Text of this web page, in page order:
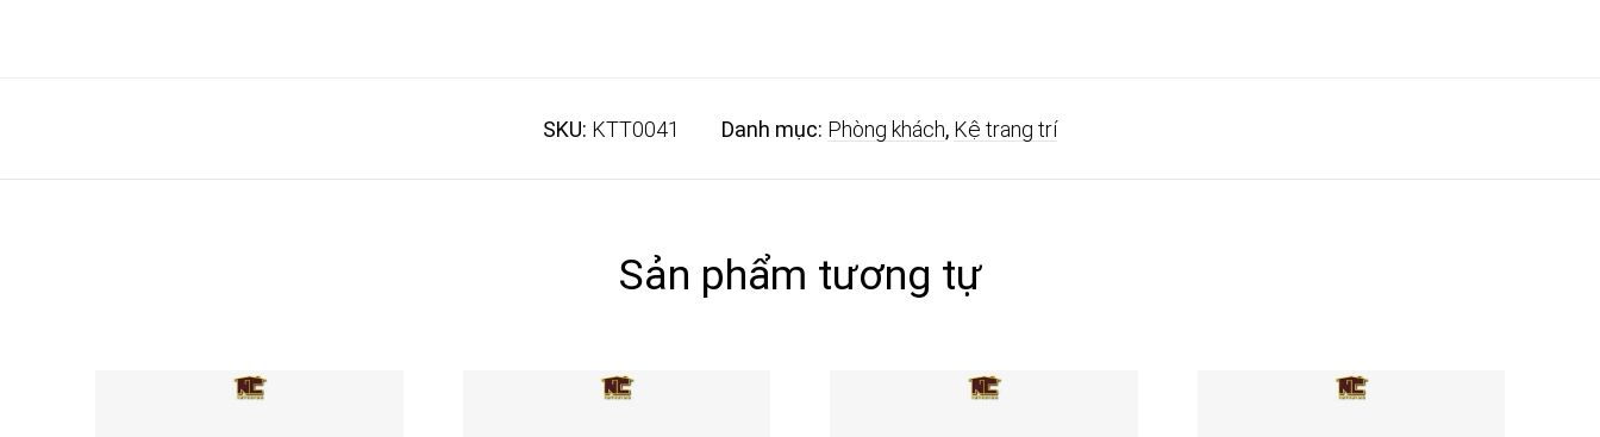
SKU: KTT0041 Danh mục: Phòng khách, Kệ trang trí
Sản phẩm tương tự